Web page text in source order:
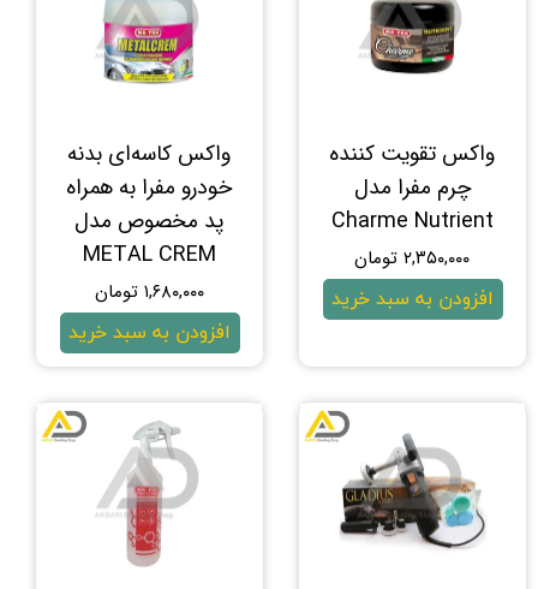
واکس تقویت کننده
چرم مفرا مدل
Charme Nutrient
۲,۳۵۰,۰۰۰ تومان
افزودن به سبد خرید
واکس کاسه‌ای بدنه
خودرو مفرا به همراه
پد مخصوص مدل
METAL CREM
۱,۶۸۰,۰۰۰ تومان
افزودن به سبد خرید